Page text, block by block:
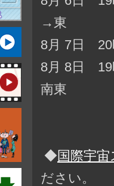
→東
8月 7日
8月 8日
南東
◆国際宇
ださい。